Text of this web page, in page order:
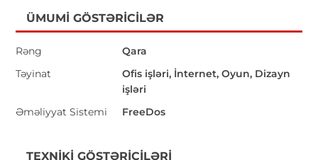
ÜMUMI GÖSTƏRICILƏR
Rəng
Qara
Təyinat
Ofis işləri, İnternet, Oyun, Dizayn
işləri
Əməliyyat Sistemi
FreeDos
TEXNIKI GÖSTƏRICILƏRI